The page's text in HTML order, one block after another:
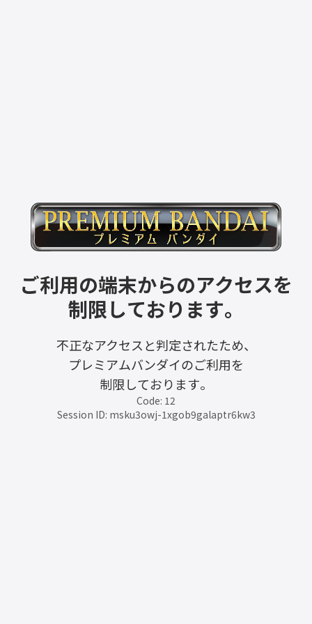
ご利用の端末からのアクセスを
制限しております。
不正なアクセスと判定されたため、
プレミアムバンダイのご利用を
制限しております。
Code: 12
Session ID: msku3owj-1xgob9galaptr6kw3